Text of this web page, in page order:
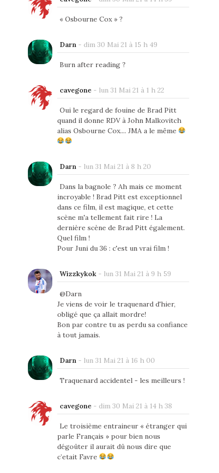
« Osbourne Cox » ?
Darn- dim 30 Mai 21 à 15 h 49
Burn after reading ?
cavegone- lun 31 Mai 21 à 1 h 22
Oui le regard de fouine de Brad Pitt
quand il donne RDV à John Malkovitch
alias Osbourne Cox.... JMA a le même
Darn- lun 31 Mai 21 à 8 h 20
Dans la bagnole ? Ah mais ce moment
incroyable ! Brad Pitt est exceptionnel
dans ce film, il est magique, et cette
scène m'a tellement fait rire ! La
dernière scène de Brad Pitt également.
Quel film !
Pour Juni du 36 : c'est un vrai film !
Wizzkykok- lun 31 Mai 21 à 9 h 59
@Darn
Je viens de voir le traquenard d'hier,
obligé que ça allait mordre!
Bon par contre tu as perdu sa confiance
à tout jamais.
Darn- lun 31 Mai 21 à 16 h 00
Traquenard accidentel - les meilleurs !
cavegone- dim 30 Mai 21 à 14 h 38
Le troisième entraineur « étranger qui
parle Français » pour bien nous
dégoûter il aurait dû nous dire que
c’etait Favre